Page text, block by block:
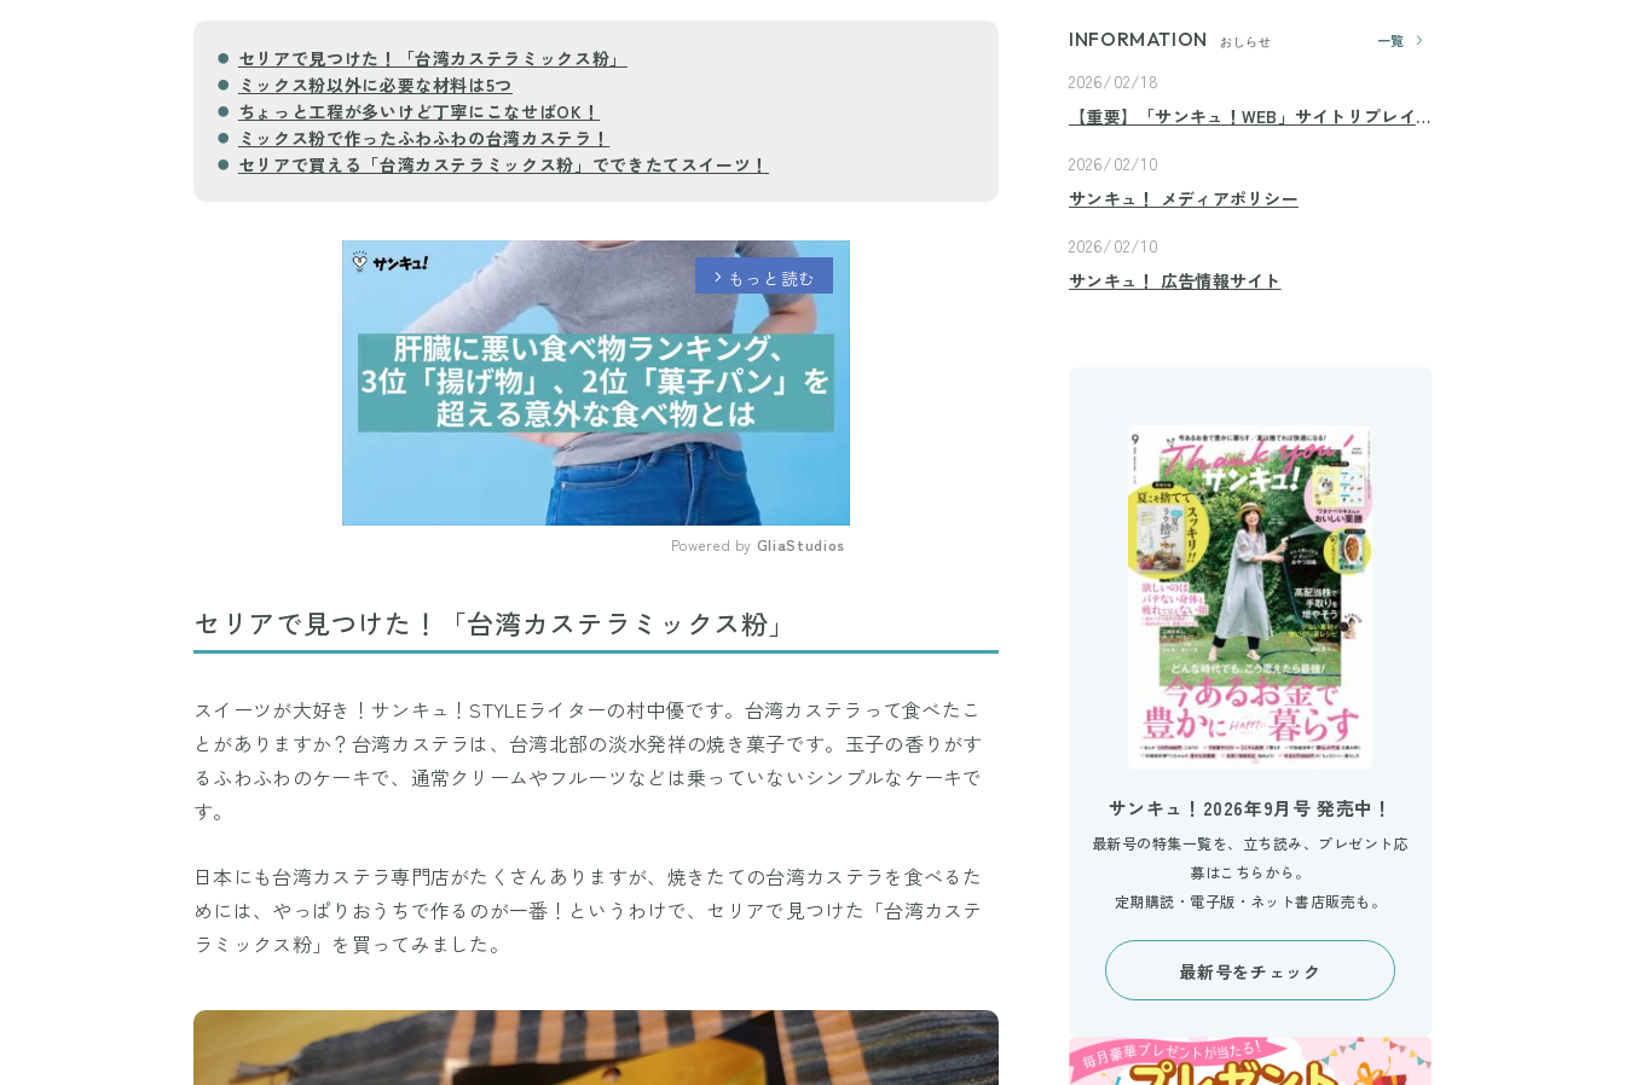
セリアで見つけた！「台湾カステラミックス粉」
ミックス粉以外に必要な材料は5つ
ちょっと工程が多いけど丁寧にこなせばOK！
ミックス粉で作ったふわふわの台湾カステラ！
セリアで買える「台湾カステラミックス粉」でできたてスイーツ！
arrow_forward_ios もっと読む
Mute
Powered by GliaStudios
セリアで見つけた！「台湾カステラミックス粉」
スイーツが大好き！サンキュ！STYLEライターの村中優です。台湾カステラって食べたこ
とがありますか？台湾カステラは、台湾北部の淡水発祥の焼き菓子です。玉子の香りがす
るふわふわのケーキで、通常クリームやフルーツなどは乗っていないシンプルなケーキで
す。
日本にも台湾カステラ専門店がたくさんありますが、焼きたての台湾カステラを食べるた
めには、やっぱりおうちで作るのが一番！というわけで、セリアで見つけた「台湾カステ
ラミックス粉」を買ってみました。
INFORMATION おしらせ 一覧
2026/02/18
【重要】「サンキュ！WEB」サイトリプレイ
2026/02/10
サンキュ！ メディアポリシー
2026/02/10
サンキュ！ 広告情報サイト
サンキュ！2026年9月号 発売中！
最新号の特集一覧を、立ち読み、プレゼント応
募はこちらから。
定期購読・電子版・ネット書店販売も。
最新号をチェック